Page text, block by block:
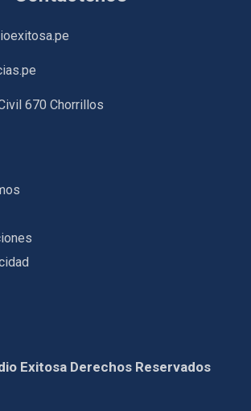
670 Chorrillos
Exitosa Derechos Reservados